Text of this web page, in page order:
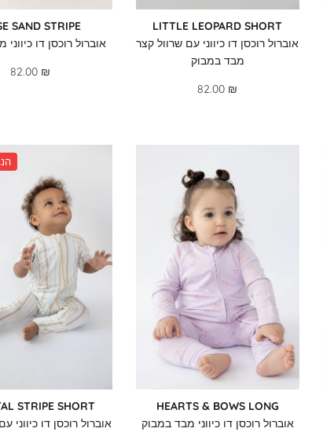
SAND STRIPE
אוברול רוכסן דו
82.00 ₪
LITTLE LEOPARD SHORT
אוברול רוכסן דו כיווני עם שרוול קצר
מבד במבוק
82.00 ₪
%
STRIPE SHORT
אוברול רוכסן דו כיווני
HEARTS & BOWS LONG
אוברול רוכסן דו כיווני מבד במבוק